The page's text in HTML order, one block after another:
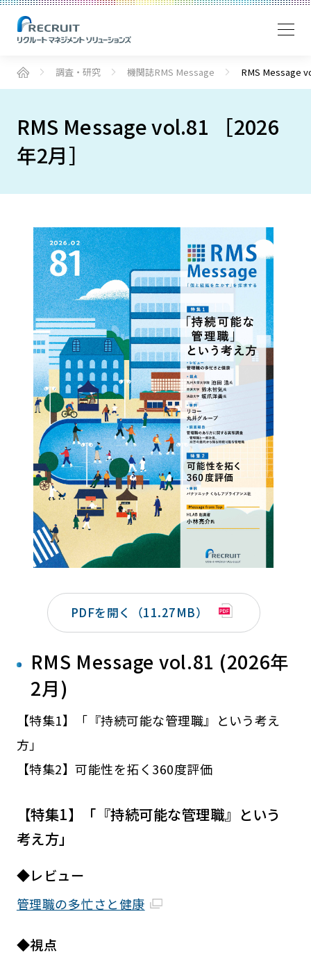
調査・研究 機関誌RMS Message RMS Message
RMS Message vol.81 ［2026
年2月］
PDFを開く（11.27MB）
RMS Message vol.81 (2026年
2月)
【特集1】「『持続可能な管理職』という考え
方」
【特集2】可能性を拓く360度評価
【特集1】「『持続可能な管理職』という
考え方」
◆レビュー
管理職の多忙さと健康
◆視点